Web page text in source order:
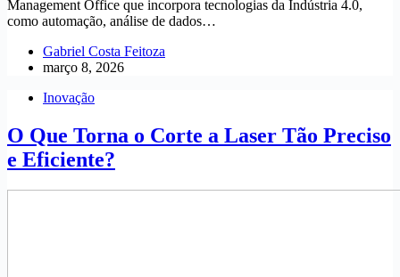
Management Office que incorpora tecnologias da Indústria 4.0,
como automação, análise de dados…
Gabriel Costa Feitoza
março 8, 2026
Inovação
O Que Torna o Corte a Laser Tão Preciso
e Eficiente?